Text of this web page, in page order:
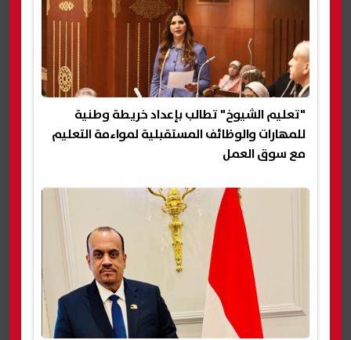
"تعليم الشيوخ" تطالب بإعداد خريطة وطنية
للمهارات والوظائف المستقبلية لمواءمة التعليم
مع سوق العمل